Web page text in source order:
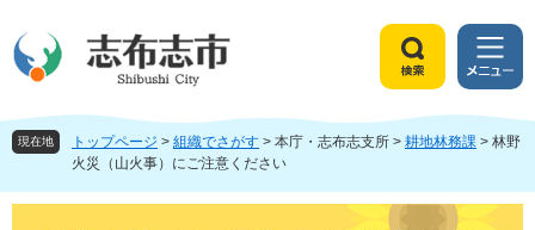
ジ
頭
ュ
飛
索
メ
ニ
ュ
ー
現在地 トップページ > 組織でさがす > 本庁・志布志支所 > 耕地林務課 > 林野
火災（山火事）にご注意ください